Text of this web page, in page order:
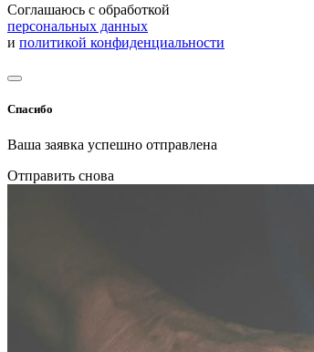
Соглашаюсь с обработкой
персональных данных
и политикой конфиденциальности
Спасибо
Ваша заявка успешно отправлена
Отправить снова